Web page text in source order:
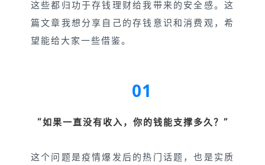
这些都归功于存钱理财给我带来的安全感。这
篇文章我想分享自己的存钱意识和消费观，希
望能给大家一些借鉴。
01
“如果一直没有收入，你的钱能支撑多久？ ”
这个问题是疫情爆发后的热门话题，也是实质